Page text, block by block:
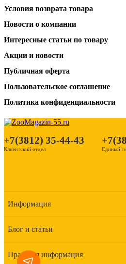
Условия возврата товара
Новости о компании
Интересные статьи по товару
Акции и новости
Публичная оферта
Пользовательское соглашение
Политика конфиденциальности
Информация
Блог и статьи
Правовая информация
+7(3812) 35-44-43
Клиентский отдел Единый